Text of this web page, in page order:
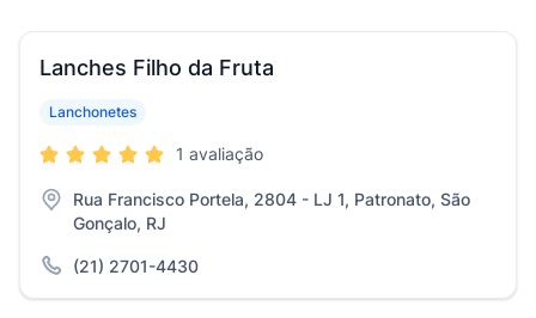
Lanches Filho da Fruta
Lanchonetes
1 avaliação
Rua Francisco Portela, 2804 - LJ 1, Patronato, São
Gonçalo, RJ
(21) 2701-4430